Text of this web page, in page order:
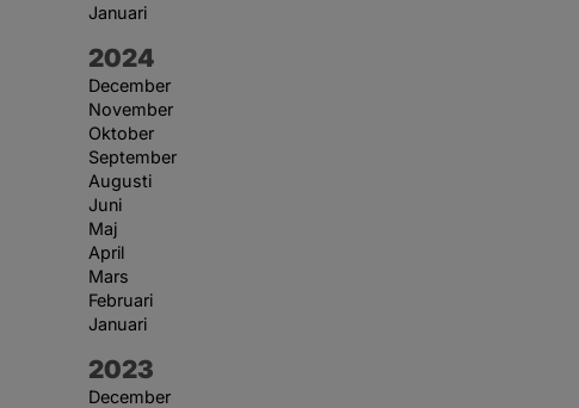
Januari
År:
2024
December
November
Oktober
September
Augusti
Juni
Maj
April
Mars
Februari
Januari
År:
2023
December